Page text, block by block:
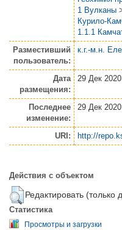
1 Вулканы
Курило-
1.1.1
Разместивший
пользователь:
к.г.-м.н.
Дата
размещения:
29 Дек
Последнее
изменение:
29 Дек
URI: http://
Действия с объектом
Редактировать (только
Статистика
Просмотры и загрузки